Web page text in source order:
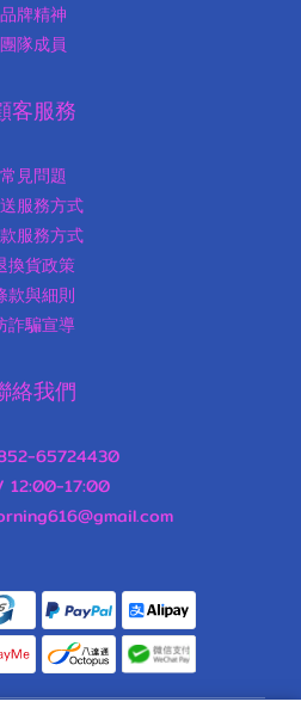
品牌精神
團隊成員
客服務
常見問題
服務方式
服務方式
換貨政策
款與細則
詐騙宣導
絡我們
65724430
12:00-17:00